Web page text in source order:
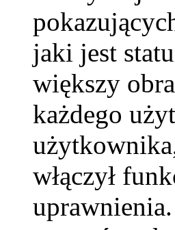
jaki jest
większy
każdego
włączył